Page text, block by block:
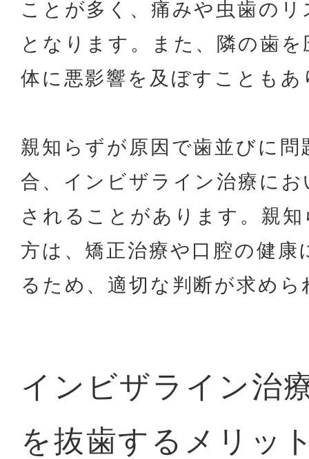
ことが多く、痛みや虫歯の
となります。また、隣の歯
体に悪影響を及ぼすこともあ
親知らずが原因で歯並びに
合、インビザライン治療に
されることがあります。親
方は、矯正治療や口腔の健康
るため、適切な判断が求めら
インビザライン治
を抜歯するメリッ